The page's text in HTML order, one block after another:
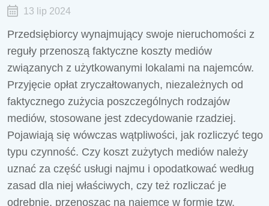
13 lip 2024
Przedsiębiorcy wynajmujący swoje nieruchomości z
reguły przenoszą faktyczne koszty mediów
związanych z użytkowanymi lokalami na najemców.
Przyjęcie opłat zryczałtowanych, niezależnych od
faktycznego zużycia poszczególnych rodzajów
mediów, stosowane jest zdecydowanie rzadziej.
Pojawiają się wówczas wątpliwości, jak rozliczyć tego
typu czynność. Czy koszt zużytych mediów należy
uznać za część usługi najmu i opodatkować według
zasad dla niej właściwych, czy też rozliczać je
odrębnie, przenosząc na najemcę w formie tzw.